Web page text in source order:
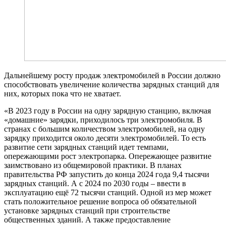
Дальнейшему росту продаж электромобилей в России должно
способствовать увеличение количества зарядных станций для
них, которых пока что не хватает.
«В 2023 году в России на одну зарядную станцию, включая
«домашние» зарядки, приходилось три электромобиля. В
странах с большим количеством электромобилей, на одну
зарядку приходится около десяти электромобилей. То есть
развитие сети зарядных станций идет темпами,
опережающими рост электропарка. Опережающее развитие
заимствовано из общемировой практики. В планах
правительства РФ запустить до конца 2024 года 9,4 тысячи
зарядных станций. А с 2024 по 2030 годы – ввести в
эксплуатацию ещё 72 тысячи станций. Одной из мер может
стать положительное решение вопроса об обязательной
установке зарядных станций при строительстве
общественных зданий. А также предоставление